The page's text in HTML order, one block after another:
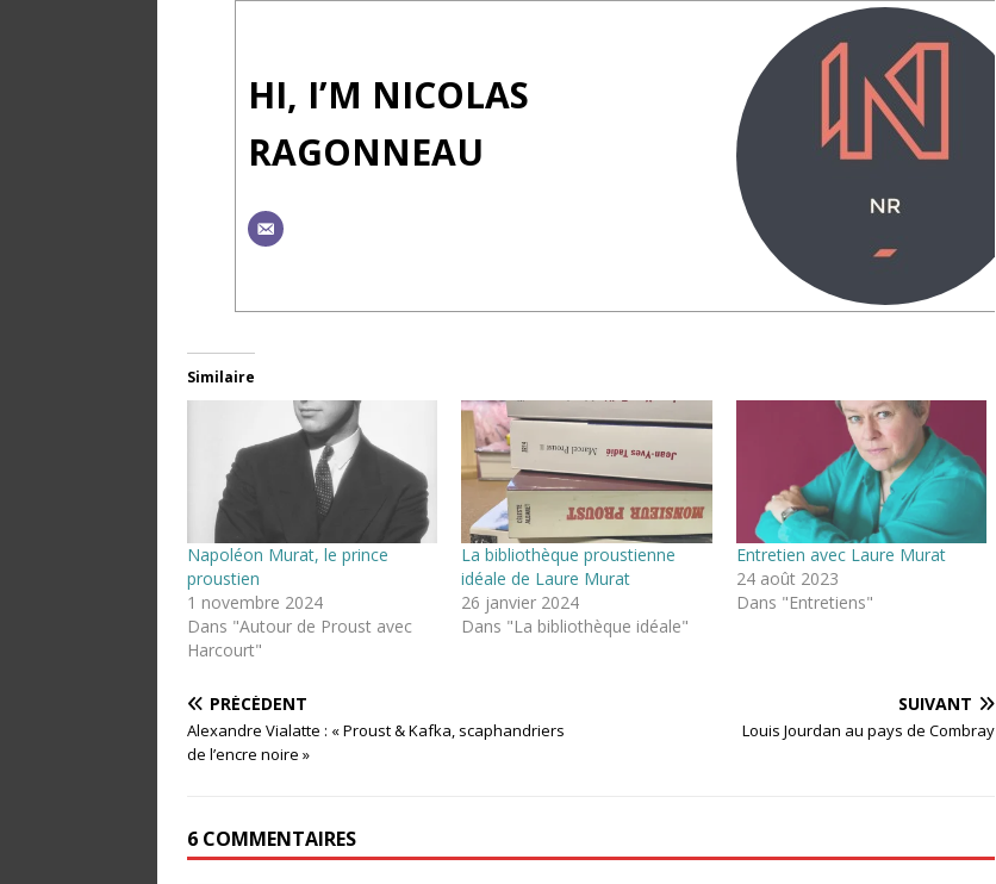
HI, I’M NICOLAS
RAGONNEAU
Similaire
Napoléon Murat, le prince
proustien
1 novembre 2024
Dans "Autour de Proust avec
Harcourt"
La bibliothèque proustienne
idéale de Laure Murat
26 janvier 2024
Dans "La bibliothèque idéale"
Entretien avec Laure Murat
24 août 2023
Dans "Entretiens"
PRÉCÉDENT
Alexandre Vialatte : « Proust & Kafka, scaphandriers
de l’encre noire »
SUIVANT
Louis Jourdan au pays de Combray
6 COMMENTAIRES